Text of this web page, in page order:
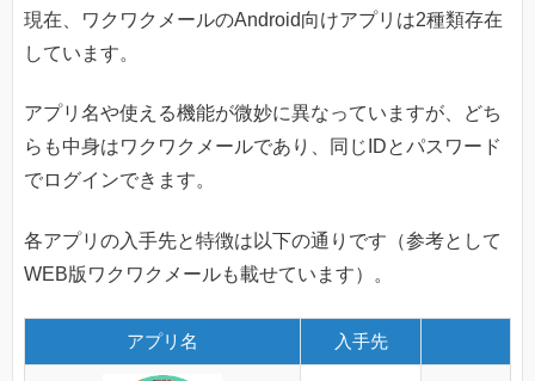
現在、ワクワクメールのAndroid向けアプリは2種類存在
しています。
アプリ名や使える機能が微妙に異なっていますが、どち
らも中身はワクワクメールであり、同じIDとパスワード
でログインできます。
各アプリの入手先と特徴は以下の通りです（参考として
WEB版ワクワクメールも載せています）。
アプリ名 入手先